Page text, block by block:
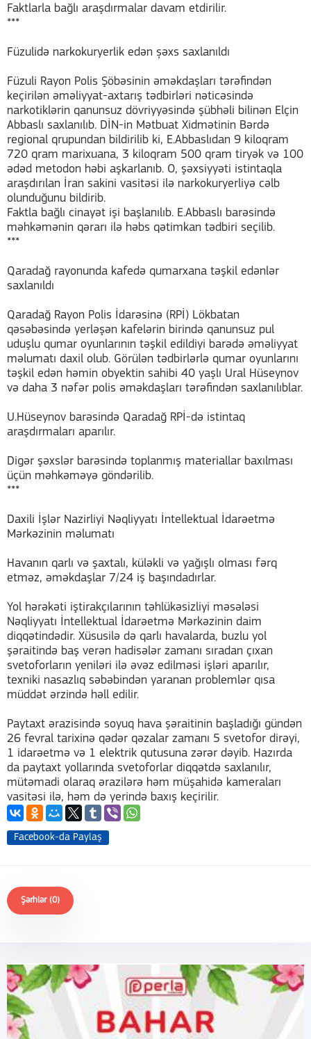
Faktlarla bağlı araşdırmalar davam etdirilir.
***
Füzulidə narkokuryerlik edən șəxs saxlanıldı
Füzuli Rayon Polis Şöbəsinin əməkdaşları tərəfindən
keçirilən əməliyyat-axtarış tədbirləri nəticəsində
narkotiklərin qanunsuz dövriyyəsində şübhəli bilinən Elçin
Abbaslı saxlanılıb. DİN-in Mətbuat Xidmətinin Bərdə
regional qrupundan bildirilib ki, E.Abbaslıdan 9 kiloqram
720 qram marixuana, 3 kiloqram 500 qram tiryək və 100
ədəd metodon həbi aşkarlanıb. O, şəxsiyyəti istintaqla
araşdırılan İran sakini vasitəsi ilə narkokuryerliyə cəlb
olunduğunu bildirib.
Faktla bağlı cinayət işi başlanılıb. E.Abbaslı barəsində
məhkəmənin qərarı ilə həbs qətimkan tədbiri seçilib.
***
Qaradağ rayonunda kafedə qumarxana təşkil edənlər
saxlanıldı
Qaradağ Rayon Polis İdarəsinə (RPİ) Lökbatan
qəsəbəsində yerləşən kafelərin birində qanunsuz pul
uduşlu qumar oyunlarının təşkil edildiyi barədə əməliyyat
məlumatı daxil olub. Görülən tədbirlərlə qumar oyunlarını
təşkil edən həmin obyektin sahibi 40 yaşlı Ural Hüseynov
və daha 3 nəfər polis əməkdaşları tərəfindən saxlanılıblar.
U.Hüseynov barəsində Qaradağ RPİ-də istintaq
araşdırmaları aparılır.
Digər şəxslər barəsində toplanmış materiallar baxılması
üçün məhkəməyə göndərilib.
***
Daxili İşlər Nazirliyi Nəqliyyatı İntellektual İdarəetmə
Mərkəzinin məlumatı
Havanın qarlı və şaxtalı, küləkli və yağışlı olması fərq
etməz, əməkdaşlar 7/24 iş başındadırlar.
Yol hərəkəti iştirakçılarının təhlükəsizliyi məsələsi
Nəqliyyatı İntellektual İdarəetmə Mərkəzinin daim
diqqətindədir. Xüsusilə də qarlı havalarda, buzlu yol
şəraitində baş verən hadisələr zamanı sıradan çıxan
svetoforların yeniləri ilə əvəz edilməsi işləri aparılır,
texniki nasazlıq səbəbindən yaranan problemlər qısa
müddət ərzində həll edilir.
Paytaxt ərazisində soyuq hava şəraitinin başladığı gündən
26 fevral tarixinə qədər qəzalar zamanı 5 svetofor dirəyi,
1 idarəetmə və 1 elektrik qutusuna zərər dəyib. Hazırda
da paytaxt yollarında svetoforlar diqqətdə saxlanılır,
mütəmadi olaraq ərazilərə həm müşahidə kameraları
vasitəsi ilə, həm də yerində baxış keçirilir.
Facebook-da Paylaş
Şərhlər (0)